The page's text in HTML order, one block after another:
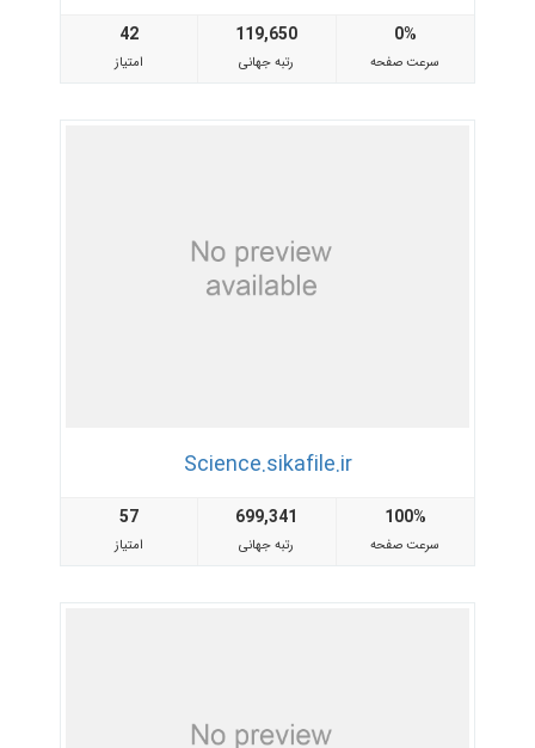
42
امتیاز
119,650
رتبه جهانی
0%
سرعت صفحه
Science.sikafile.ir
57
امتیاز
699,341
رتبه جهانی
100%
سرعت صفحه